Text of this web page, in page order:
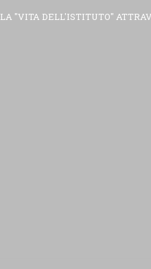
LA "VITA DELL'ISTITUTO"